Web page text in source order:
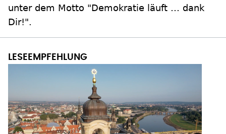
unter dem Motto "Demokratie läuft … dank
Dir!".